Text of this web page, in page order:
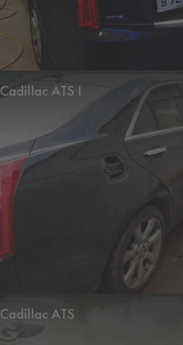
Cadillac ATS I
Cadillac ATS